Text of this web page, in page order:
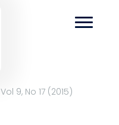
Vol 9, No 17 (2015)